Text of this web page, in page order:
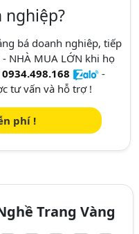
nghiệp?
bá doanh nghiêp, tiếp
- NHÀ MUA LỚN khi họ
0934.498.168
-
tư vấn và hỗ trợ !
phí !
Trang Vàng